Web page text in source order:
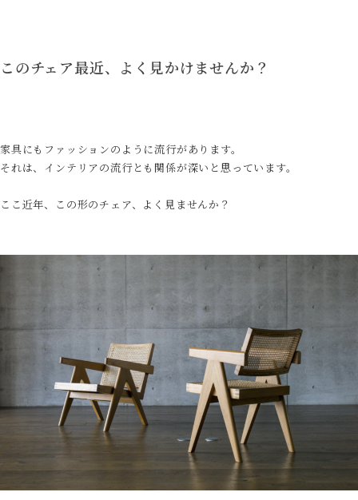
このチェア最近、よく見かけませんか？
家具にもファッションのように流行があります。
それは、インテリアの流行とも関係が深いと思っています。
ここ近年、この形のチェア、よく見ませんか？